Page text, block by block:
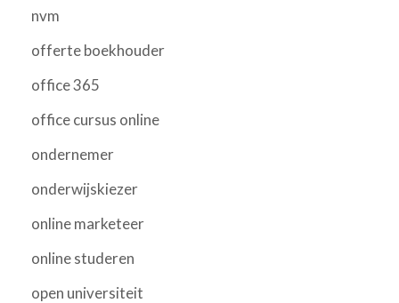
nvm
offerte boekhouder
office 365
office cursus online
ondernemer
onderwijskiezer
online marketeer
online studeren
open universiteit